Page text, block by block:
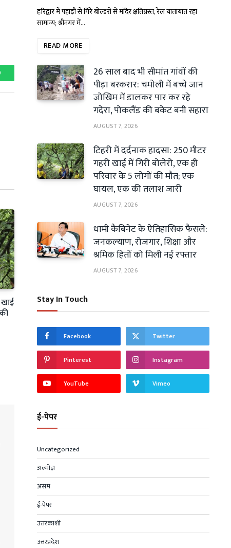
हरिद्वार में पहाड़ी से गिरे बोल्डरों से मंदिर क्षतिग्रस्त, रेल यातायात रहा
सामान्य; श्रीनगर में…
READ MORE
26 साल बाद भी सीमांत गांवों की
पीड़ा बरकरार: चमोली में बच्चे जान
जोखिम में डालकर पार कर रहे
गदेरा, पोकलैंड की बकेट बनी सहारा
AUGUST 7, 2026
टिहरी में दर्दनाक हादसा: 250 मीटर
गहरी खाई में गिरी बोलेरो, एक ही
परिवार के 5 लोगों की मौत; एक
घायल, एक की तलाश जारी
AUGUST 7, 2026
धामी कैबिनेट के ऐतिहासिक फैसले:
जनकल्याण, रोजगार, शिक्षा और
श्रमिक हितों को मिली नई रफ्तार
AUGUST 7, 2026
Stay In Touch
Facebook Twitter
Pinterest Instagram
YouTube Vimeo
ई-पेपर
Uncategorized
अल्मोड़ा
असम
ई-पेपर
उत्तरकाशी
उत्तरप्रदेश